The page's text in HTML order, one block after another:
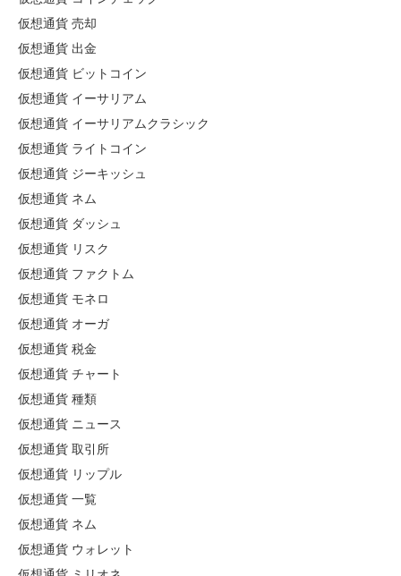
仮想通貨 売却
仮想通貨 出金
仮想通貨 ビットコイン
仮想通貨 イーサリアム
仮想通貨 イーサリアムクラシック
仮想通貨 ライトコイン
仮想通貨 ジーキッシュ
仮想通貨 ネム
仮想通貨 ダッシュ
仮想通貨 リスク
仮想通貨 ファクトム
仮想通貨 モネロ
仮想通貨 オーガ
仮想通貨 税金
仮想通貨 チャート
仮想通貨 種類
仮想通貨 ニュース
仮想通貨 取引所
仮想通貨 リップル
仮想通貨 一覧
仮想通貨 ネム
仮想通貨 ウォレット